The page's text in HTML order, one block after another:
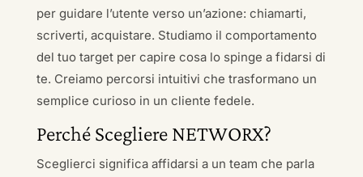
per guidare l’utente verso un’azione: chiamarti,
scriverti, acquistare. Studiamo il comportamento
del tuo target per capire cosa lo spinge a fidarsi di
te. Creiamo percorsi intuitivi che trasformano un
semplice curioso in un cliente fedele.
Perché Scegliere NETWORX?
Sceglierci significa affidarsi a un team che parla